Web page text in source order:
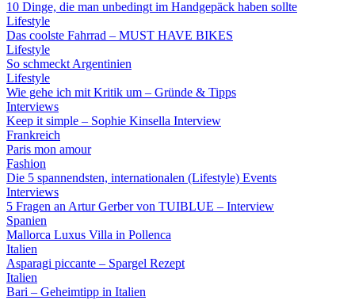
10 Dinge, die man unbedingt im Handgepäck haben sollte
Lifestyle
Das coolste Fahrrad – MUST HAVE BIKES
Lifestyle
So schmeckt Argentinien
Lifestyle
Wie gehe ich mit Kritik um – Gründe & Tipps
Interviews
Keep it simple – Sophie Kinsella Interview
Frankreich
Paris mon amour
Fashion
Die 5 spannendsten, internationalen (Lifestyle) Events
Interviews
5 Fragen an Artur Gerber von TUIBLUE – Interview
Spanien
Mallorca Luxus Villa in Pollenca
Italien
Asparagi piccante – Spargel Rezept
Italien
Bari – Geheimtipp in Italien